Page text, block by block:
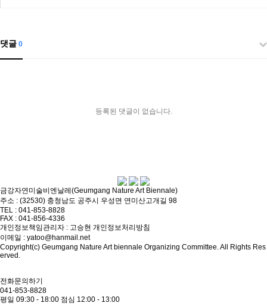
댓글 0
등록된 댓글이 없습니다.
금강자연미술비엔날레(Geumgang Nature Art Biennale)
주소 : (32530) 충청남도 공주시 우성면 연미산고개길 98
TEL : 041-853-8828
FAX : 041-856-4336
개인정보책임관리자 : 고승현 개인정보처리방침
이메일 : yatoo@hanmail.net
Copyright(c) Geumgang Nature Art biennale Organizing Committee. All Rights Res
erved.
전화문의하기
041-853-8828
평일 09:30 - 18:00 점심 12:00 - 13:00